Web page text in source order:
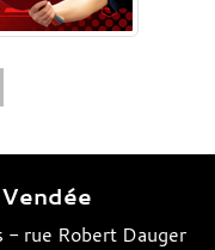
- rue Robert Dauger